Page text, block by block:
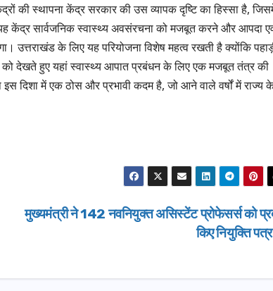
की स्थापना केंद्र सरकार की उस व्यापक दृष्टि का हिस्सा है,
केंद्र सार्वजनिक स्वास्थ्य अवसंरचना को मजबूत करने और आपदा
उत्तराखंड के लिए यह परियोजना विशेष महत्व रखती है क्योंकि
देखते हुए यहां स्वास्थ्य आपात प्रबंधन के लिए एक मजबूत तंत्र की
दिशा में एक ठोस और प्रभावी कदम है, जो आने वाले वर्षों में राज्य
मुख्यमंत्री ने 142 नवनियुक्त असिस्टेंट प्रोफेसर्स को
किए नियुक्ति पत्र